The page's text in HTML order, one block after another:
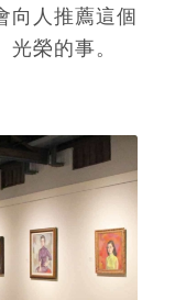
向人推薦這個
榮的事。